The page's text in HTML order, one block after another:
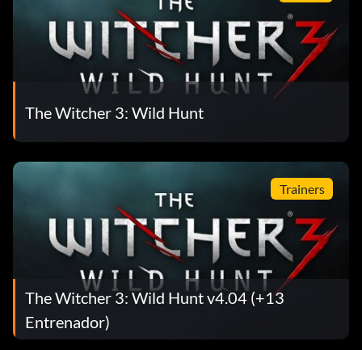
The Witcher 3: Wild Hunt
Trainers
The Witcher 3: Wild Hunt v4.04 (+13
Entrenador)